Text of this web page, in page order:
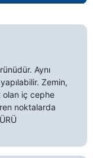
Aynı
Zemin,
olan iç cephe
noktalarda